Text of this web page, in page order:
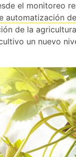
el monitoreo
automatización
de la
un nuevo